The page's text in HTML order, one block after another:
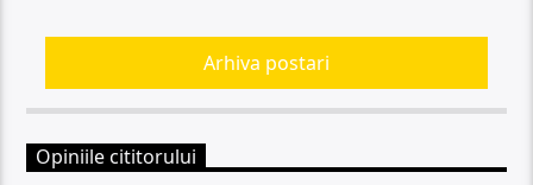
Arhiva postari
Opiniile cititorului